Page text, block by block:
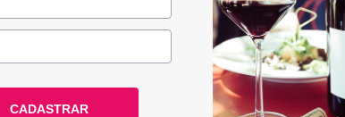
CADASTRAR